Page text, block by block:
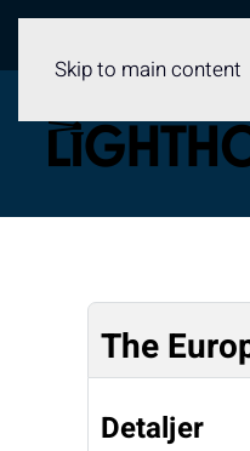
Skip to main content
The
Detaljer